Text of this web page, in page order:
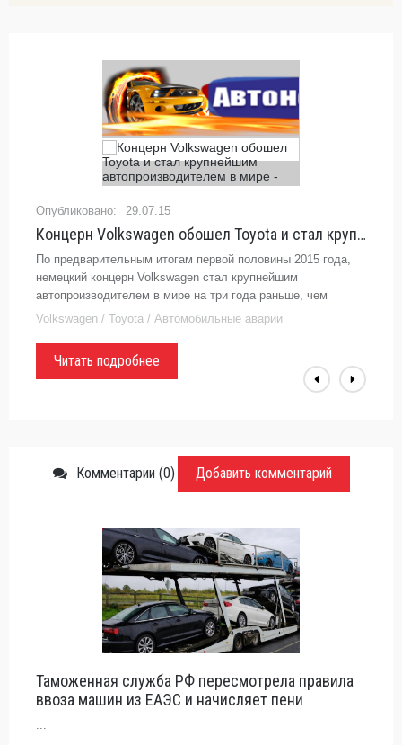
29.07.15
Концерн Volkswagen обошел Toyota и стал крупнейшим автопроизводителем в мире -
По предварительным итогам первой половины 2015 года,
немецкий концерн Volkswagen стал крупнейшим
автопроизводителем в мире на три года раньше, чем
планировалось — VW реализовал 5,04 млн автомобилей за
Volkswagen / Toyota / Автомобильные аварии
Читать подробнее
Комментарии (0) Добавить комментарий
Таможенная служба РФ пересмотрела правила
ввоза машин из ЕАЭС и начисляет пени
...